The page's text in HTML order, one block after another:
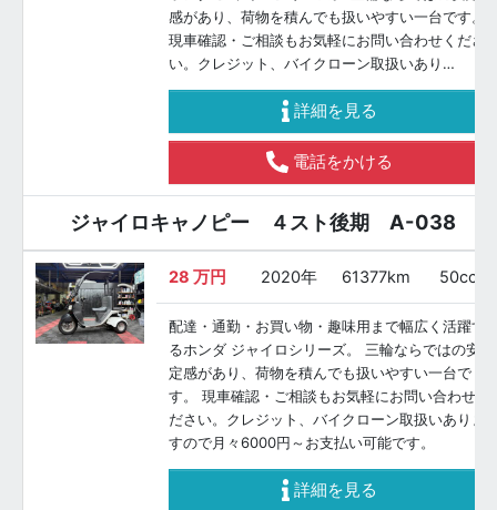
感があり、荷物を積んでも扱いやすい一台です。
現車確認・ご相談もお気軽にお問い合わせくださ
い。クレジット、バイクローン取扱いあり…
詳細を見る
電話をかける
ジャイロキャノピー ４スト後期 A-038
28 万円 2020年 61377km 50cc
配達・通勤・お買い物・趣味用まで幅広く活躍す
るホンダ ジャイロシリーズ。 三輪ならではの安
定感があり、荷物を積んでも扱いやすい一台で
す。 現車確認・ご相談もお気軽にお問い合わせく
ださい。クレジット、バイクローン取扱いありま
すので月々6000円～お支払い可能です。
詳細を見る